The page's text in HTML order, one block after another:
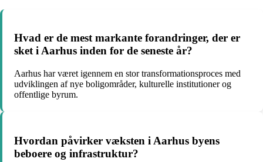
Hvad er de mest markante forandringer, der er
sket i Aarhus inden for de seneste år?
Aarhus har været igennem en stor transformationsproces med
udviklingen af nye boligområder, kulturelle institutioner og
offentlige byrum.
Hvordan påvirker væksten i Aarhus byens
beboere og infrastruktur?